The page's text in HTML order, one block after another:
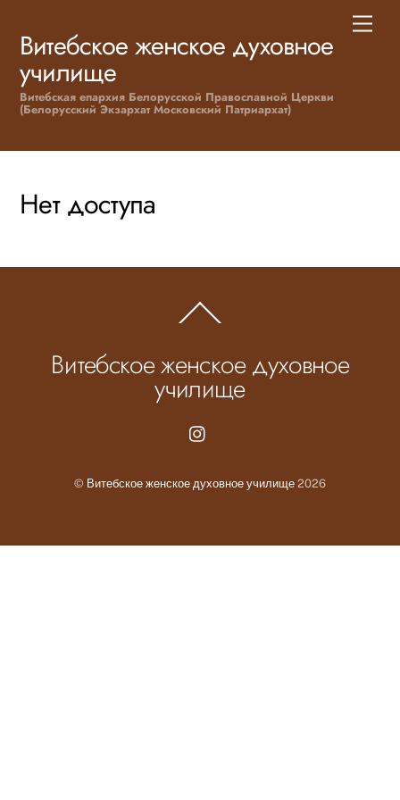
content
Витебское женское духовное
училище
Витебская епархия Белорусской Православной Церкви
(Белорусский Экзархат Московский Патриархат)
Нет доступа
To
Витебское женское духовное
училище
© Витебское женское духовное училище 2026